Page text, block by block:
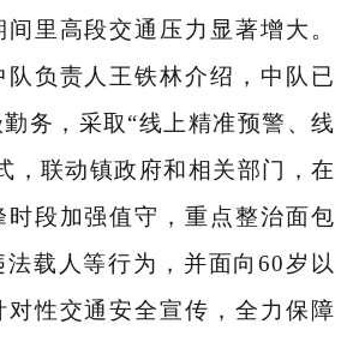
里高段交通压力 显著增大 。
负责人王铁林介绍，中队已
务，采取“线上精准预警、线
，联动镇政府和相关部门，在
时段加强值守，重点整治面包
法载人等行为，并面向60岁以
对性交通安全宣传，全力保障